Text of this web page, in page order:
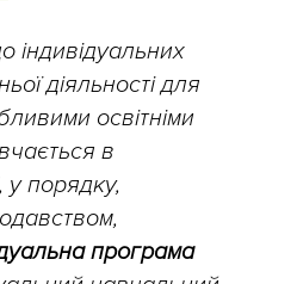
індивідуальних
діяльності для
освітніми
в
у порядку,
програма